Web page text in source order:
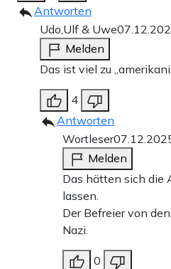
Antworten
Udo,Ulf & Uwe
Melden
Das ist viel zu
4
Antworten
Wortleser
Melden
Das hätten sich die
lassen.
Der Befreier von
Nazi.
0